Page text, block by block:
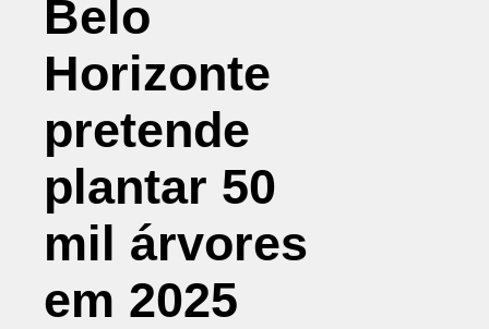
Belo
Horizonte
pretende
plantar 50
mil árvores
em 2025